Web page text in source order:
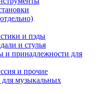
и пэды
и стулья
и принадлежности для
и прочие
музыкальных